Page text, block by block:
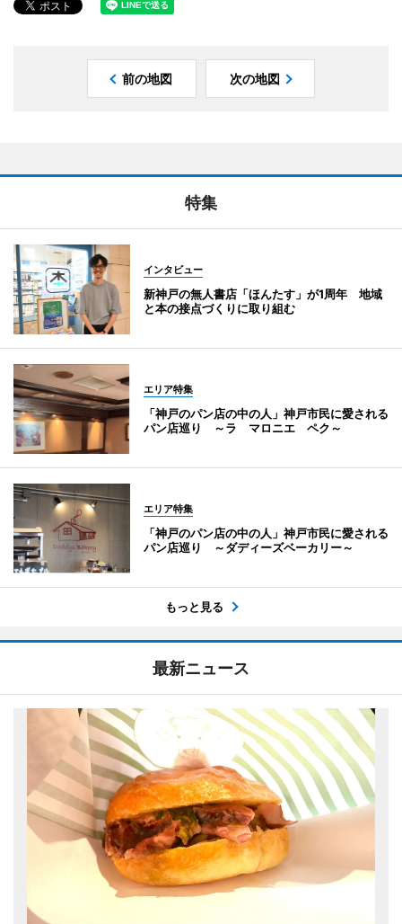
前の地図 次の地図
特集
インタビュー
新神戸の無人書店「ほんたす」が1周年 地域
と本の接点づくりに取り組む
エリア特集
「神戸のパン店の中の人」神戸市民に愛される
パン店巡り ～ラ マロニエ ペク～
エリア特集
「神戸のパン店の中の人」神戸市民に愛される
パン店巡り ～ダディーズベーカリー～
もっと見る
最新ニュース